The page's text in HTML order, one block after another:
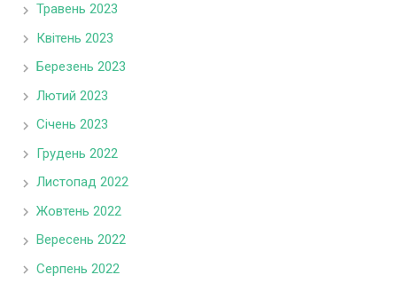
Травень 2023
Квітень 2023
Березень 2023
Лютий 2023
Січень 2023
Грудень 2022
Листопад 2022
Жовтень 2022
Вересень 2022
Серпень 2022